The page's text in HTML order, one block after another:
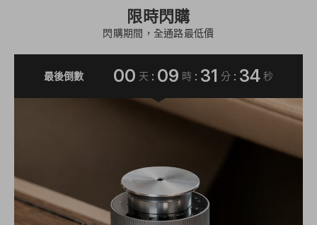
限時閃購
閃購期間，全通路最低價
最後倒數 00 天 : 09 時 : 31 分 : 30 秒